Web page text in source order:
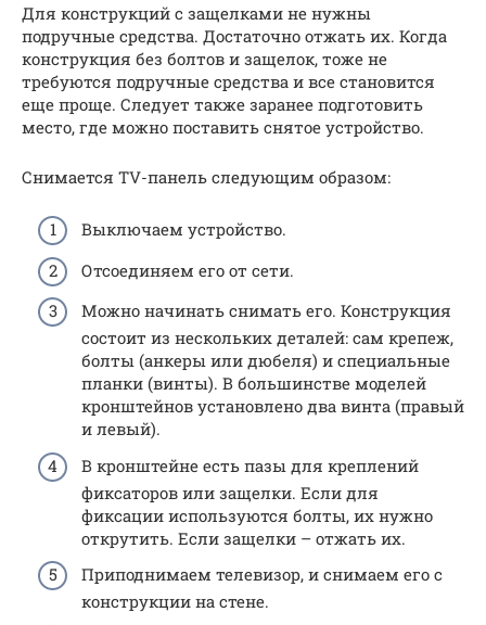
Для конструкций с защелками не нужны
подручные средства. Достаточно отжать их. Когда
конструкция без болтов и защелок, тоже не
требуются подручные средства и все становится
еще проще. Следует также заранее подготовить
место, где можно поставить снятое устройство.
Снимается TV-панель следующим образом:
Выключаем устройство.
Отсоединяем его от сети.
Можно начинать снимать его. Конструкция
состоит из нескольких деталей: сам крепеж,
болты (анкеры или дюбеля) и специальные
планки (винты). В большинстве моделей
кронштейнов установлено два винта (правый
и левый).
В кронштейне есть пазы для креплений
фиксаторов или защелки. Если для
фиксации используются болты, их нужно
открутить. Если защелки – отжать их.
Приподнимаем телевизор, и снимаем его с
конструкции на стене.